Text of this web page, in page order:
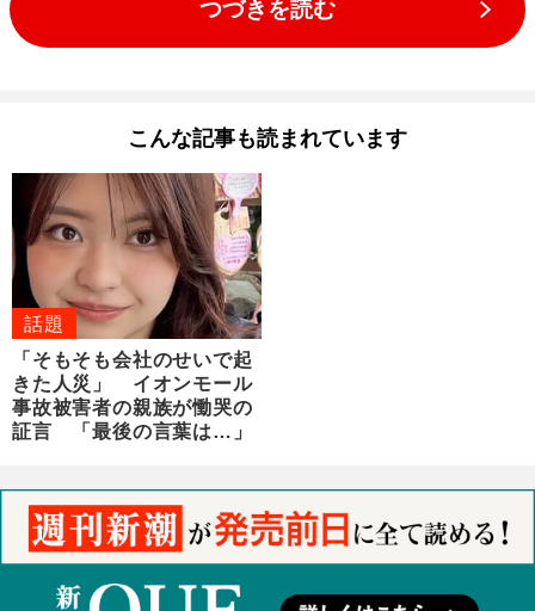
つづきを読む
こんな記事も読まれています
話題
「そもそも会社のせいで起
きた人災」 イオンモール
事故被害者の親族が慟哭の
証言 「最後の言葉は…」